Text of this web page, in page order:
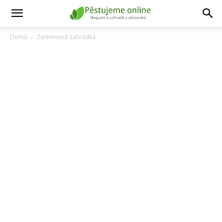
Domů Zeleninová zahrádka